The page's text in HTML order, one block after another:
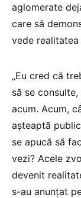
aglomerate
care să
vede realitatea
„Eu cred că
să se
acum. Acum,
așteaptă
se apucă să
vezi? Acele
devenit
s-au anunțat